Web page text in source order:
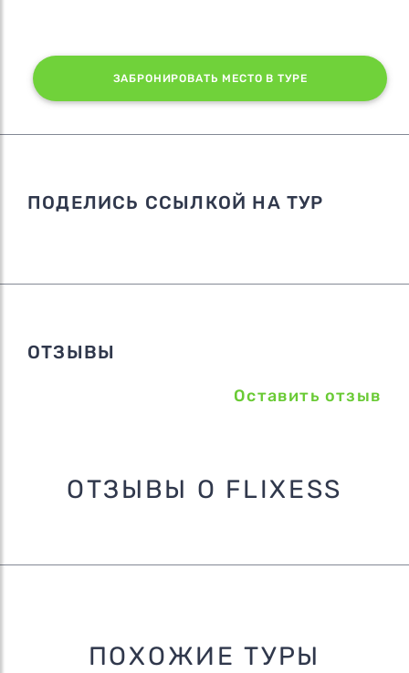
ЗАБРОНИРОВАТЬ МЕСТО В ТУРЕ
ПОДЕЛИСЬ ССЫЛКОЙ НА ТУР
ОТЗЫВЫ
Оставить отзыв
ОТЗЫВЫ О FLIXESS
ПОХОЖИЕ ТУРЫ